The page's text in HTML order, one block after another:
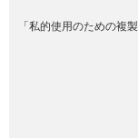
「私的使用のための複